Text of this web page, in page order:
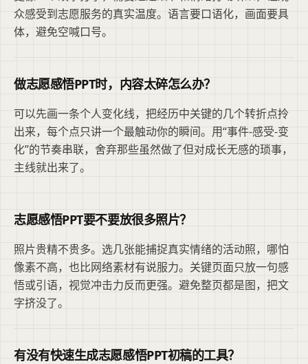
众感受到志愿服务的真实温度。语言要口语化，画面要具
体，避免空喊口号。
做志愿感悟PPT时，内容太碎怎么办？
可以先画一条个人变化线，把经历中关键的几个转折点拎
出来，每个点只讲一个最触动你的瞬间。用“事件-感受-变
化”的节奏串联，舍弃那些虽然做了但对成长无感的琐事，
主线就出来了。
志愿感悟PPT要不要放很多照片？
照片贵精不贵多。选几张能捕捉真实情绪的活动照，哪怕
像素不高，也比网络素材有说服力。关键页面只放一句感
悟或引语，视觉冲击力反而更强。避免整页都是图，把文
字挤没了。
有没有快速生成志愿感悟PPT初稿的工具？